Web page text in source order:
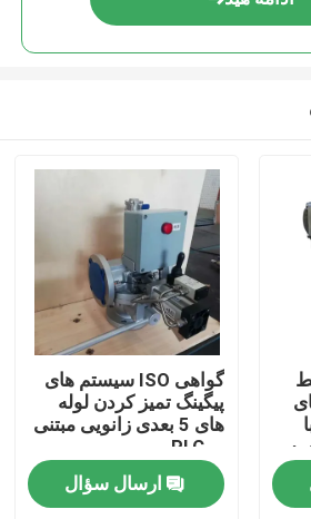
گواهی ISO سیستم های
پیگینگ تمیز کردن لوله
های 5 بعدی زانویی مبتنی
ارسال سؤال